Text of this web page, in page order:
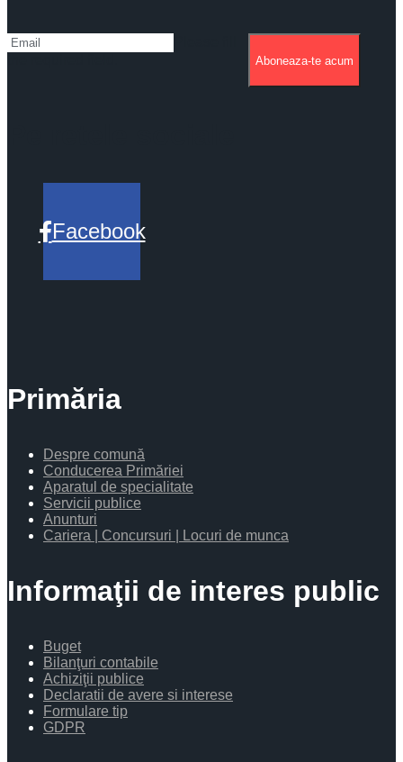
Aboneaza-te acum
Facebook
Primăria
Despre comună
Conducerea Primăriei
Aparatul de specialitate
Servicii publice
Anunturi
Cariera | Concursuri | Locuri de munca
Informaţii de interes public
Buget
Bilanţuri contabile
Achiziţii publice
Declaratii de avere si interese
Formulare tip
GDPR